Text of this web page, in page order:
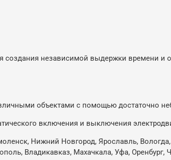
независимой выдержки времени и
объектами с помощью достаточно
включения и выключения
Нижний Новгород, Ярославль, Вологда,
Владикавказ, Махачкала, Уфа,